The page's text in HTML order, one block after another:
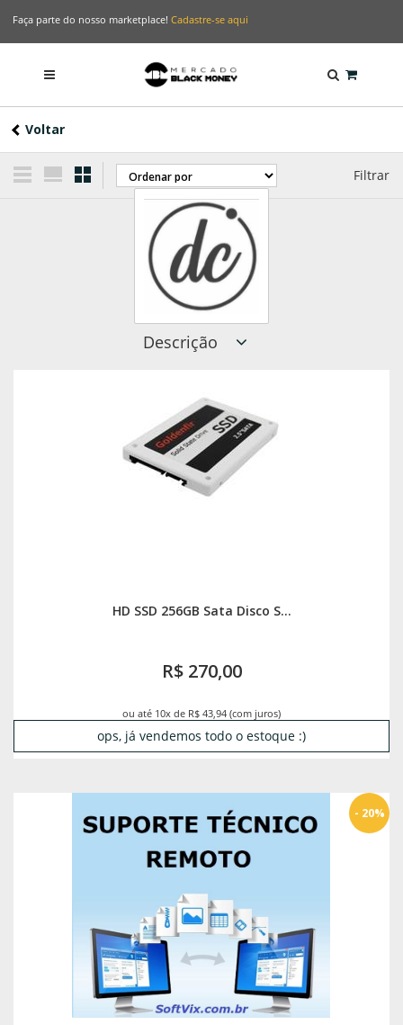
Faça parte do nosso marketplace! Cadastre-se aqui
Voltar
Filtrar
Descrição
HD SSD 256GB Sata Disco S...
R$ 270,00
ou até 10x de R$ 43,94 (com juros)
ops, já vendemos todo o estoque :)
- 20%